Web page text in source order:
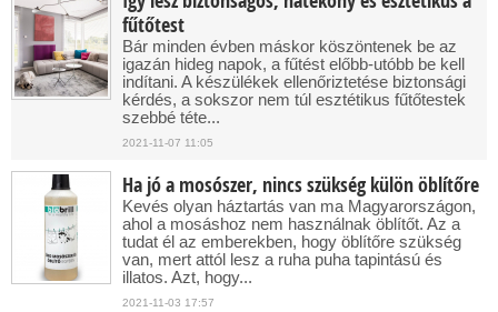
fűtőtest
Bár minden évben máskor köszöntenek be az
igazán hideg napok, a fűtést előbb-utóbb be kell
indítani. A készülékek ellenőriztetése biztonsági
kérdés, a sokszor nem túl esztétikus fűtőtestek
szebbé téte...
2021-11-07 11:05
Ha jó a mosószer, nincs szükség külön öblítőre
Kevés olyan háztartás van ma Magyarországon,
ahol a mosáshoz nem használnak öblítőt. Az a
tudat él az emberekben, hogy öblítőre szükség
van, mert attól lesz a ruha puha tapintású és
illatos. Azt, hogy...
2021-11-03 17:57